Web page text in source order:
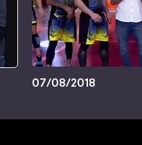
07/08/2018